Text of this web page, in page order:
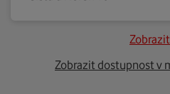
Zobrazit dostupnost v